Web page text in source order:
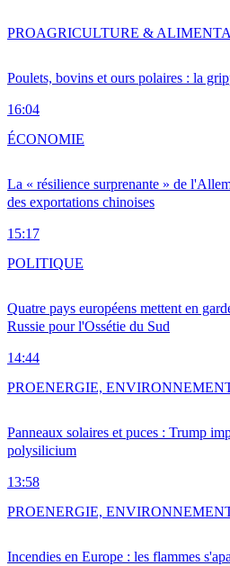
Poulets, bovins et ours polaires : la
16:04
PROAGRICULTURE &
La « résilience surprenante » de
des exportations chinoises
15:17
ÉCONOMIE
Quatre pays européens mettent en
Russie pour l'Ossétie du Sud
14:44
POLITIQUE
Panneaux solaires et puces : Trump
polysilicium
13:58
PROENERGIE,
Incendies en Europe : les flammes
PROENERGIE,